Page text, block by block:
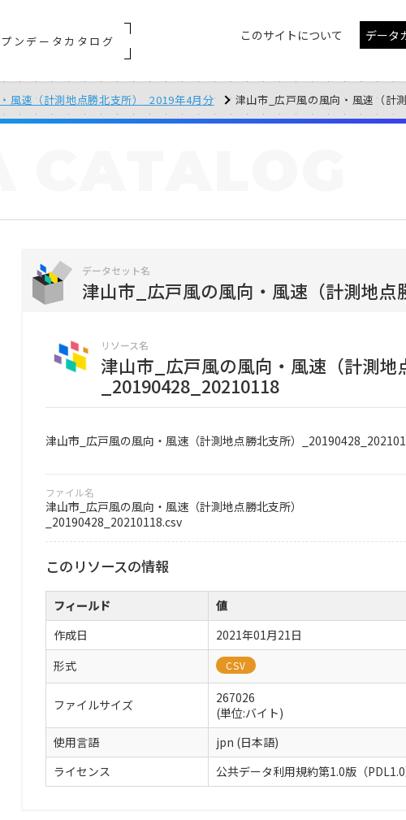
ンデータカタログ このサイトについて データ
風速（計測地点勝北支所）_2019年4月分 津山市_広戸風の風向・風速（計
データセット名
津山市_広戸風の風向・風速（計測地
リソース名
津山市_広戸風の風向・風速（計測地
_20190428_20210118
津山市_広戸風の風向・風速（計測地点勝北支所）
ファイル名
津山市_広戸風の風向・風速（計測地点勝北支所）
_20190428_20210118.csv
このリソースの情報
フィールド
値
作成日
2021年01月21日
形式
CSV
ファイルサイズ
267026
(単位:バイト)
使用言語
jpn (日本語)
ライセンス
公共データ利用規約第1.0版（